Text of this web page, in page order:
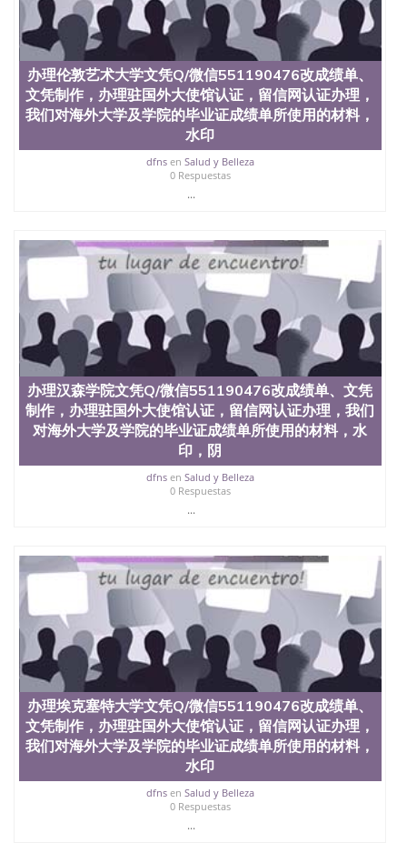
信息，给出操作方案； 2、补充毕业证成绩单等相关
材料； 3、留服注册申请账号，付定金； 4、预约递
交时间，公司人员陪同客户本人一起去留服递交材
料； 5、等待结果，完成结果书留服直接邮寄给客户
6、客户确认收到结果，付余款。 我们对海外大学及
学院的毕业证成绩单所使用的材料，尺寸大小，防伪
结构（包括：水印，阴影底纹，钢印LOGO烫金烫
银，LOGO烫金烫银复合重叠。 文字图案浮雕，激光
镭射，紫外荧光，温感，复印防伪）都有原版本文凭
对照。质量得到了广大海外客户群体的认可，同时和
海外学校留学中介， 同时能做到与时俱进，及时掌握
各大院校的（毕业证，成绩单，资格证，学生卡，结
寸大小，纸张材质，防伪技术等等，并在时间收集到
原版实物，以求达到客户的需求。 我们的优势： 我
们在保证合理定价的同时，坚持较高性价比，通过品
质和效率不断优化，为您倾情诠释什么是高性价比。
咨询顾问：Sam q/微信:551190476 Q/微
信:551190476办理毕业证成绩单、教育部认证,录取通
知书，雅思，留学回国证明.
公司专业制作、办理、仿制、成绩单文凭、改成绩、
教育部学历学位认证、毕业证、成绩单、文凭、学历
文凭、假文凭假毕业证假学历书制作、假制作、办
理、仿制学位证书、毕业证文凭、文凭毕业证、毕业
证认证、留服认证、使馆认证、使馆证明、使馆留学
回国人员证明、留学生认证、学历认证、文凭认证学
位认证、留学生学历认证、留学生学位认证、英国文
University）圣何塞州立大学毕业证（San Jose State
University）圣何塞州立大学毕业证（San Jose State
University）圣何塞州立大学成绩单（San Jose State
University）圣何塞州立大学成绩单（ San Jose State
University）圣何塞州立大学成绩单（San Jose State
University）成绩单圣何塞州立大学文凭（San Jose
State University）圣何塞州立大学（San Jose State
University）圣何塞州立大学（San Jose State
University）圣何塞州立大学（ San Jose State
University）圣何塞州立大学（San Jose State
University）圣何塞州立大学文凭（San Jose State
University）圣何塞州立大学文凭（San Jose State
University）文凭圣何塞州立大学文凭（San Jose
State University）圣何塞州立大学学历（ San Jose
State University）圣何塞州立大学学历（San Jose
State University）圣何塞州立大学学历（San Jose
State University）圣 塞州立大学学历（San Jose
办理伦敦艺术大学文凭Q/微信551190476改成绩单、
文凭制作，办理驻国外大使馆认证，留信网认证办理，
我们对海外大学及学院的毕业证成绩单所使用的材料，
水印
dfnsen Salud y Belleza
0 Respuestas
...
办理汉森学院文凭Q/微信551190476改成绩单、文凭
制作，办理驻国外大使馆认证，留信网认证办理，我们
对海外大学及学院的毕业证成绩单所使用的材料，水
印，阴
dfnsen Salud y Belleza
0 Respuestas
...
办理埃克塞特大学文凭Q/微信551190476改成绩单、
文凭制作，办理驻国外大使馆认证，留信网认证办理，
我们对海外大学及学院的毕业证成绩单所使用的材料，
水印
dfnsen Salud y Belleza
0 Respuestas
...